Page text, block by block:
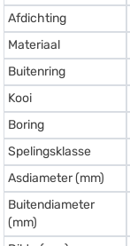
Afdichting
Materiaal
Buitenring
Kooi
Boring
Spelingsklasse
Asdiameter (mm)
Buitendiameter
(mm)